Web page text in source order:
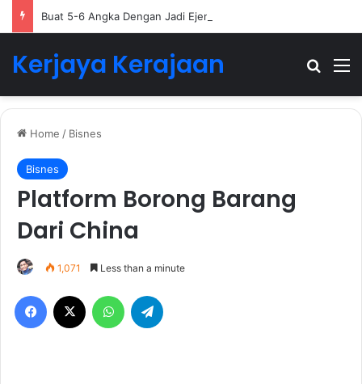
Buat 5-6 Angka Dengan Jadi Ejen Hartanah
Kerjaya Kerajaan
Home / Bisnes
Bisnes
Platform Borong Barang
Dari China
1,071 Less than a minute
Facebook WhatsApp